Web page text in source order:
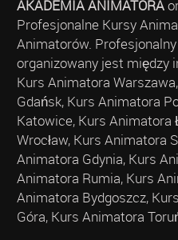
AKADEMIA ANIMATORA
Profesjonalne Kursy
Animatorów.
organizowany jest między
Kurs Animatora
Gdańsk, Kurs Animatora
Katowice, Kurs Animatora
Wrocław, Kurs Animatora
Animatora Gdynia, Kurs
Animatora Rumia, Kurs
Animatora Bydgoszcz,
Góra, Kurs Animatora